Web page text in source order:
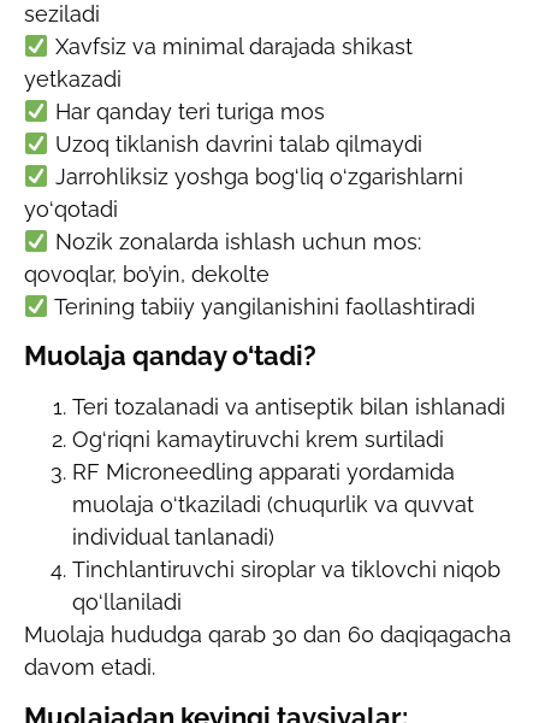
seziladi
Xavfsiz va minimal darajada shikast
yetkazadi
Har qanday teri turiga mos
Uzoq tiklanish davrini talab qilmaydi
Jarrohliksiz yoshga bog‘liq o‘zgarishlarni
yo‘qotadi
Nozik zonalarda ishlash uchun mos:
qovoqlar, bo’yin, dekolte
Terining tabiiy yangilanishini faollashtiradi
Muolaja qanday o‘tadi?
Teri tozalanadi va antiseptik bilan ishlanadi
Og‘riqni kamaytiruvchi krem surtiladi
RF Microneedling apparati yordamida
muolaja o‘tkaziladi (chuqurlik va quvvat
individual tanlanadi)
Tinchlantiruvchi siroplar va tiklovchi niqob
qo‘llaniladi
Muolaja hududga qarab 30 dan 60 daqiqagacha
davom etadi.